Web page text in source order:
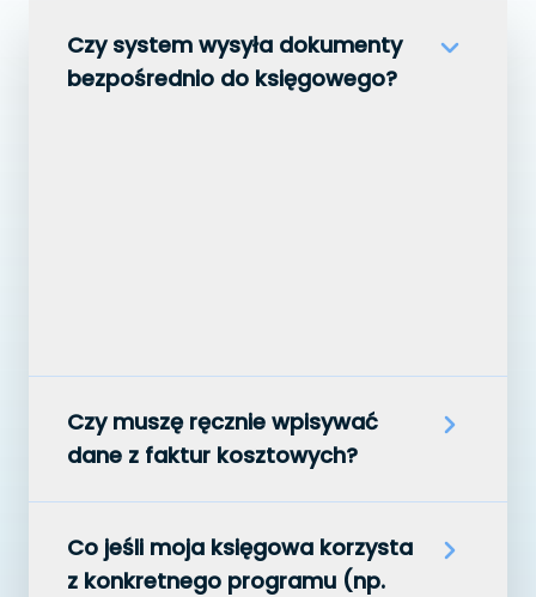
Czy system wysyła dokumenty
bezpośrednio do księgowego?
Czy muszę ręcznie wpisywać
dane z faktur kosztowych?
Co jeśli moja księgowa korzysta
z konkretnego programu (np.